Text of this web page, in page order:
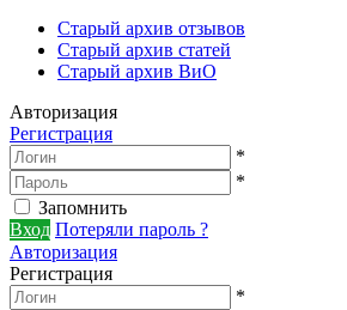
Старый архив отзывов
Старый архив статей
Старый архив ВиО
Авторизация
Регистрация
*
*
Запомнить
Вход Потеряли пароль ?
Авторизация
Регистрация
*